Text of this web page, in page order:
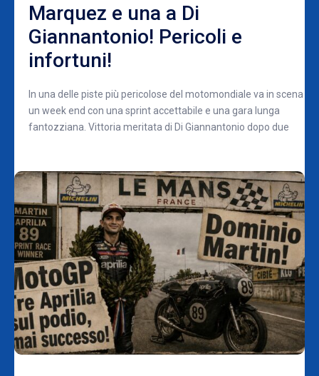
Marquez e una a Di
Giannantonio! Pericoli e
infortuni!
In una delle piste più pericolose del motomondiale va in scena
un week end con una sprint accettabile e una gara lunga
fantozziana. Vittoria meritata di Di Giannantonio dopo due